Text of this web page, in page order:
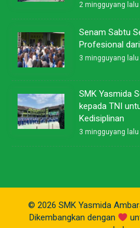
2 mingguyang lalu
Senam Sabtu
Profesional
3 mingguyang lalu
SMK Yasmida
kepada TNI
Kedisiplinan
3 mingguyang lalu
© 2026 SMK Yasmida
Dikembangkan dengan